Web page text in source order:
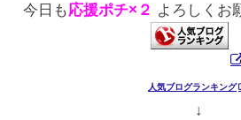
今日も応援ポチ×２ よろしくお
人気ブログランキング
↓